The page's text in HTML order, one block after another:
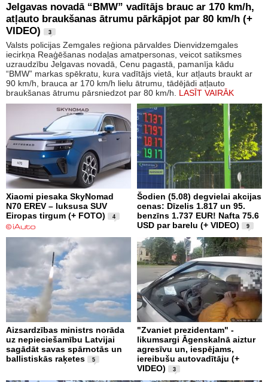
Jelgavas novadā “BMW” vadītājs brauc ar 170 km/h,
atļauto braukšanas ātrumu pārkāpjot par 80 km/h (+
VIDEO)
3
Valsts policijas Zemgales reģiona pārvaldes Dienvidzemgales
iecirkņa Reaģēšanas nodaļas amatpersonas, veicot satiksmes
uzraudzību Jelgavas novadā, Cenu pagastā, pamanīja kādu
“BMW” markas spēkratu, kura vadītājs vietā, kur atļauts braukt ar
90 km/h, brauca ar 170 km/h lielu ātrumu, tādējādi atļauto
braukšanas ātrumu pārsniedzot par 80 km/h. LASĪT VAIRĀK
Xiaomi piesaka SkyNomad
N70 EREV – luksusa SUV
Eiropas tirgum (+ FOTO)
4
Šodien (5.08) degvielai akcijas
cenas: Dīzelis 1.817 un 95.
benzīns 1.737 EUR! Nafta 75.6
USD par barelu (+ VIDEO)
9
Aizsardzības ministrs norāda
uz nepieciešamību Latvijai
sagādāt savas spārnotās un
ballistiskās raķetes
5
"Zvaniet prezidentam" -
likumsargi Āgenskalnā aiztur
agresīvu un, iespējams,
iereibušu autovadītāju (+
VIDEO)
3